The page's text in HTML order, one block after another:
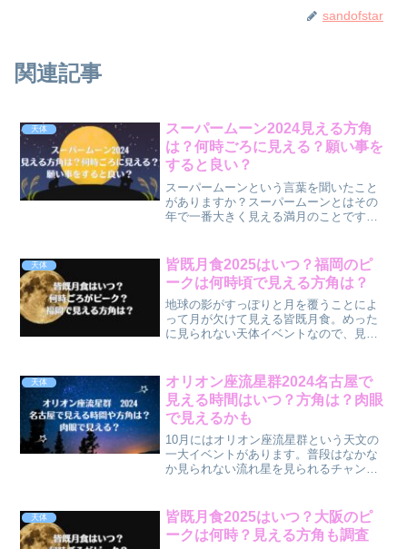
sandofstar
関連記事
天体
スーパームーン2024見える方角
は？何時ごろに見える？願い事を
すると良い？
スーパームーンという言葉を聞いたこと
がありますか？スーパームーンとはその
年で一番大きく見える満月のことです。
方角で見えるのかが気になります。ま
た、願い事をすると...
天体
皆既月食2025はいつ？福岡のピ
ークは何時頃で見える方角は？
地球の影がすっぽりと月を覆うことによ
って月が欠けて見える皆既月食。めった
に見られない天体イベントなので、見て
2025年は日本でも皆既月食が見られるチ
ャンスがあります。そ...
天体
オリオン座流星群2024名古屋で
見える時間はいつ？方角は？肉眼
で見えるかも
10月にはオリオン座流星群という天文の
一大イベントがあります。普段はなかな
か見られない流れ星を見られるチャンス
になります。21日だけでなく前後数日は
観測できる可...
天体
皆既月食2025はいつ？大阪のピ
ークは何時？見える方角も調査